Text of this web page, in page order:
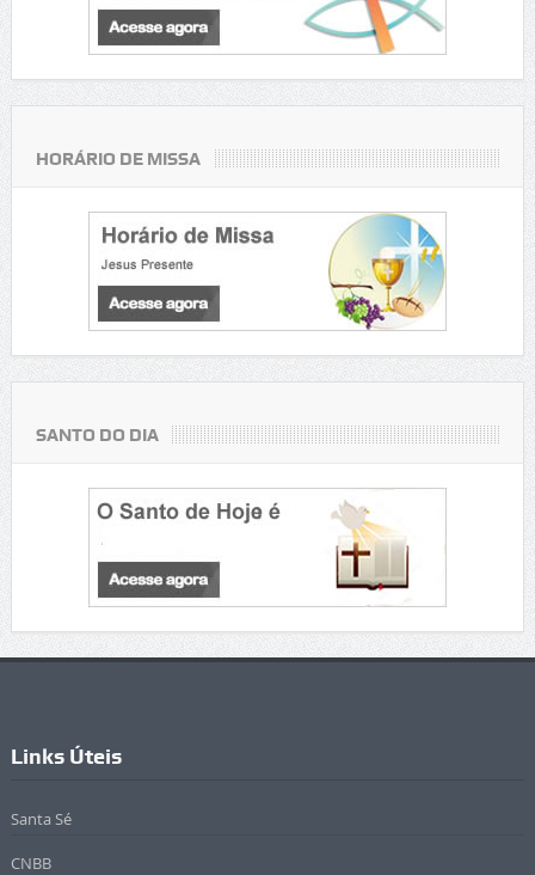
HORÁRIO DE MISSA
SANTO DO DIA
Links Úteis
Santa Sé
CNBB